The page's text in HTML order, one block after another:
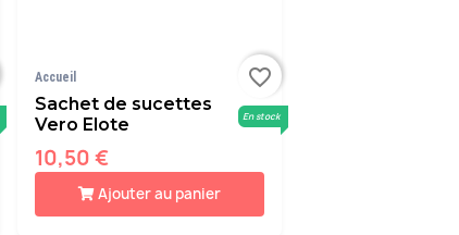
Accueil
Sachet de sucettes
Vero Elote
10,50 €
En stock
Ajouter au panier
favorite_border